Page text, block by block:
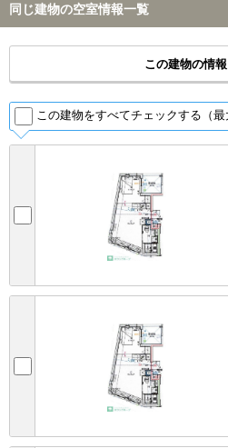
同じ建物の空室情報一覧
この建物の情
この建物をすべてチェックする（最